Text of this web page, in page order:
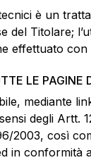
è un
del Titolare;
effettuato con
LE PAGINE
mediante
degli Artt.
2003, così
in conformità